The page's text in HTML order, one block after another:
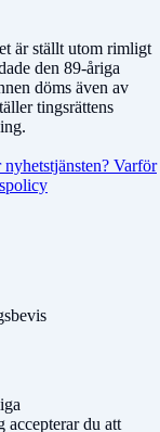
är ställt utom rimligt
den 89-åriga
döms även av
tingsrättens
Varför
accepterar du att